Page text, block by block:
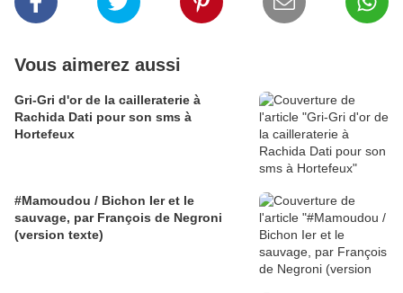
Vous aimerez aussi
Gri-Gri d'or de la cailleraterie à
Rachida Dati pour son sms à
Hortefeux
#Mamoudou / Bichon Ier et le
sauvage, par François de Negroni
(version texte)